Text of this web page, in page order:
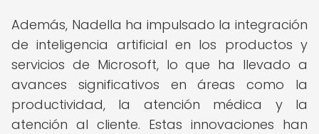
Además, Nadella ha impulsado la integración
de inteligencia artificial en los productos y
servicios de Microsoft, lo que ha llevado a
avances significativos en áreas como la
productividad, la atención médica y la
atención al cliente. Estas innovaciones han